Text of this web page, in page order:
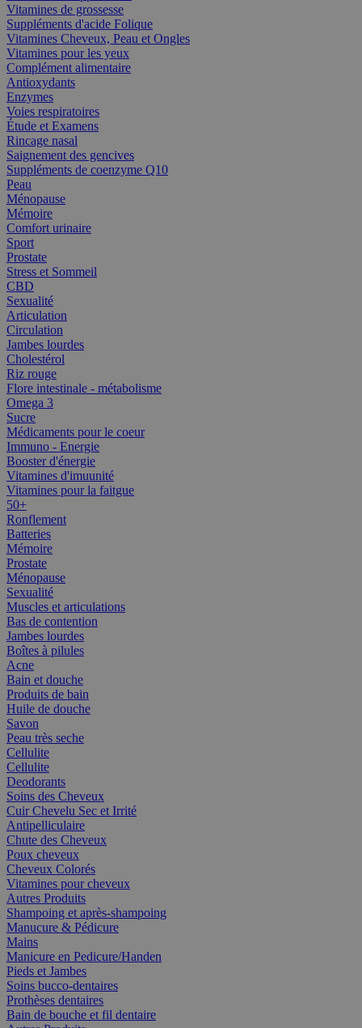
Vitamines de grossesse
Suppléments d'acide Folique
Vitamines Cheveux, Peau et Ongles
Vitamines pour les yeux
Complément alimentaire
Antioxydants
Enzymes
Voies respiratoires
Étude et Examens
Rincage nasal
Saignement des gencives
Suppléments de coenzyme Q10
Peau
Ménopause
Mémoire
Comfort urinaire
Sport
Prostate
Stress et Sommeil
CBD
Sexualité
Articulation
Circulation
Jambes lourdes
Cholestérol
Riz rouge
Flore intestinale - métabolisme
Omega 3
Sucre
Médicaments pour le coeur
Immuno - Energie
Booster d'énergie
Vitamines d'imuunité
Vitamines pour la faitgue
50+
Ronflement
Batteries
Mémoire
Prostate
Ménopause
Sexualité
Muscles et articulations
Bas de contention
Jambes lourdes
Boîtes à pilules
Acne
Bain et douche
Produits de bain
Huile de douche
Savon
Peau très seche
Cellulite
Cellulite
Deodorants
Soins des Cheveux
Cuir Chevelu Sec et Irrité
Antipelliculaire
Chute des Cheveux
Poux cheveux
Cheveux Colorés
Vitamines pour cheveux
Autres Produits
Shampoing et après-shampoing
Manucure & Pédicure
Mains
Manicure en Pedicure/Handen
Pieds et Jambes
Soins bucco-dentaires
Prothèses dentaires
Bain de bouche et fil dentaire